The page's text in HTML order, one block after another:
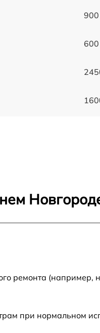
ремонта (например,
при нормальном